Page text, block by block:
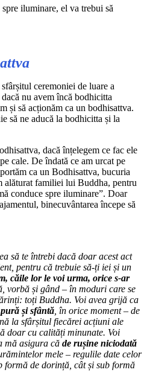
iluminare, el va trebui să
ceremoniei de luare a
nu avem încă bodhicitta
și să acționăm ca un bodhisattva.
să ne aducă la bodhicitta și la
dacă înțelegem ce fac ele
cale. De îndată ce am urcat pe
ca un Bodhisattva, bucuria
alăturat familiei lui Buddha, pentru
conduce spre iluminare”. Doar
binecuvântarea începe să
să te întrebi dacă doar acest act
pentru că trebuie să-ți iei și un
căile lor le voi urma, orice s-ar
vorbă și gând – în moduri care se
toți Buddha. Voi avea grijă ca
pură și sfântă , în orice moment – de
la sfârșitul fiecărei acțiuni ale
doar cu calități minunate. Voi
mă asigura că de rușine niciodată
mele – regulile date celor
formă de dorință, cât și sub formă